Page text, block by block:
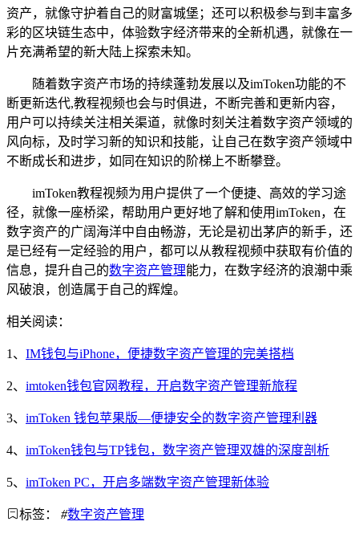
资产，就像守护着自己的财富城堡；还可以积极参与到丰富多
彩的区块链生态中，体验数字经济带来的全新机遇，就像在一
片充满希望的新大陆上探索未知。
随着数字资产市场的持续蓬勃发展以及imToken功能的不
断更新迭代,教程视频也会与时俱进，不断完善和更新内容，
用户可以持续关注相关渠道，就像时刻关注着数字资产领域的
风向标，及时学习新的知识和技能，让自己在数字资产领域中
不断成长和进步，如同在知识的阶梯上不断攀登。
imToken教程视频为用户提供了一个便捷、高效的学习途
径，就像一座桥梁，帮助用户更好地了解和使用imToken，在
数字资产的广阔海洋中自由畅游，无论是初出茅庐的新手，还
是已经有一定经验的用户，都可以从教程视频中获取有价值的
信息，提升自己的数字资产管理能力，在数字经济的浪潮中乘
风破浪，创造属于自己的辉煌。
相关阅读：
1、 IM钱包与iPhone，便捷数字资产管理的完美搭档
2、 imtoken钱包官网教程，开启数字资产管理新旅程
3、 imToken 钱包苹果版—便捷安全的数字资产管理利器
4、 imToken钱包与TP钱包，数字资产管理双雄的深度剖析
5、 imToken PC，开启多端数字资产管理新体验
标签： #数字资产管理